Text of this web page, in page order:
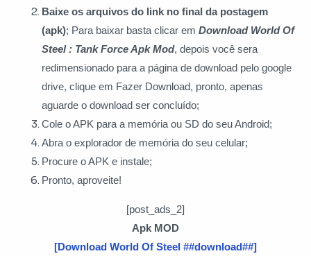
Baixe os arquivos do link no final da postagem
(apk); Para baixar basta clicar em Download World Of
Steel : Tank Force Apk Mod, depois você sera
redimensionado para a página de download pelo google
drive, clique em Fazer Download, pronto, apenas
aguarde o download ser concluído;
Cole o APK para a memória ou SD do seu Android;
Abra o explorador de memória do seu celular;
Procure o APK e instale;
Pronto, aproveite!
[post_ads_2]
Apk MOD
[Download World Of Steel ##download##]